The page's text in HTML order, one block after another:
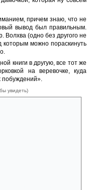
причем знаю, что не
вывод был правильным.
(одно без другого не
которым можно пораскинуть
книги в другую, все тот же
на веревочке, куда
побуждений».
увидеть)